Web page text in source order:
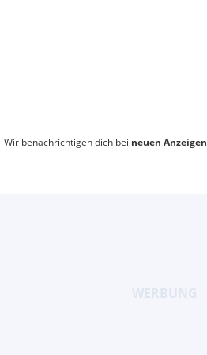
Wir benachrichtigen dich bei neuen Anzeigen